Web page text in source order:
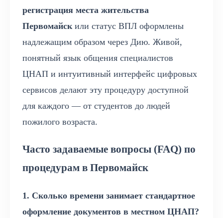
регистрация места жительства
Первомайскили статус ВПЛ оформлены
надлежащим образом через Дию. Живой,
понятный язык общения специалистов
ЦНАП и интуитивный интерфейс цифровых
сервисов делают эту процедуру доступной
для каждого — от студентов до людей
пожилого возраста.
Часто задаваемые вопросы (FAQ) по
процедурам в Первомайск
1. Сколько времени занимает стандартное
оформление документов в местном ЦНАП?